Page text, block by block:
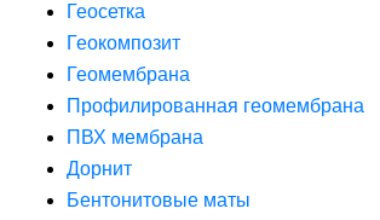
Геосетка
Геокомпозит
Геомембрана
Профилированная геомембрана
ПВХ мембрана
Дорнит
Бентонитовые маты